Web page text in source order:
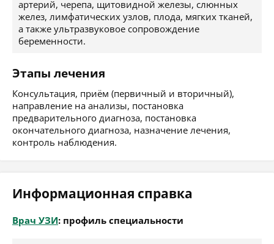
артерий, черепа, щитовидной железы, слюнных
желез, лимфатических узлов, плода, мягких тканей,
а также ультразвуковое сопровождение
беременности.
Этапы лечения
Консультация, приём (первичный и вторичный),
направление на анализы, постановка
предварительного диагноза, постановка
окончательного диагноза, назначение лечения,
контроль наблюдения.
Информационная справка
Врач УЗИ: профиль специальности